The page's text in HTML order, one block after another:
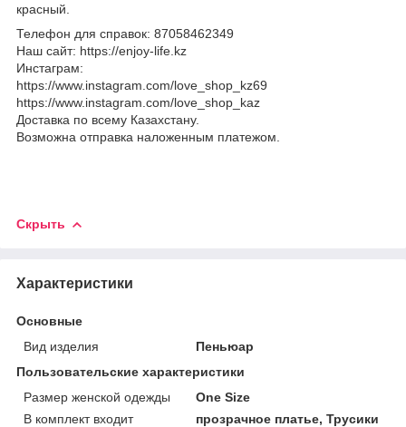
красный.
Телефон для справок: 87058462349
Наш сайт: https://enjoy-life.kz
Инстаграм:
https://www.instagram.com/love_shop_kz69
https://www.instagram.com/love_shop_kaz
Доставка по всему Казахстану.
Возможна отправка наложенным платежом.
Скрыть
Характеристики
Основные
Вид изделия
Пеньюар
Пользовательские характеристики
Размер женской одежды
One Size
В комплект входит
прозрачное платье, Трусики